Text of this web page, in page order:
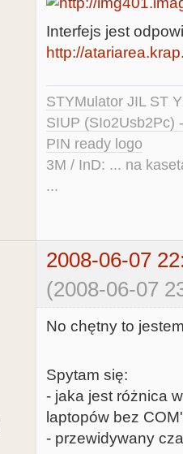
Interfejs jest
http://
STYMulator JIL ST
SIUP (SIo2Usb2Pc)
PIN ready logo
3M / InD: ... na
...
2008-06-07
(2008-06-07
No chętny to
Spytam się:
- jaka jest różnica
laptopów bez
- przewidywany